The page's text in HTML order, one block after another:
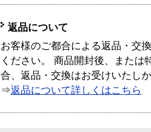
返品について
お客様のご都合による返品・交
ください。 商品開封後、または
合、返品・交換はお受けいたし
⇒返品について詳しくはこちら